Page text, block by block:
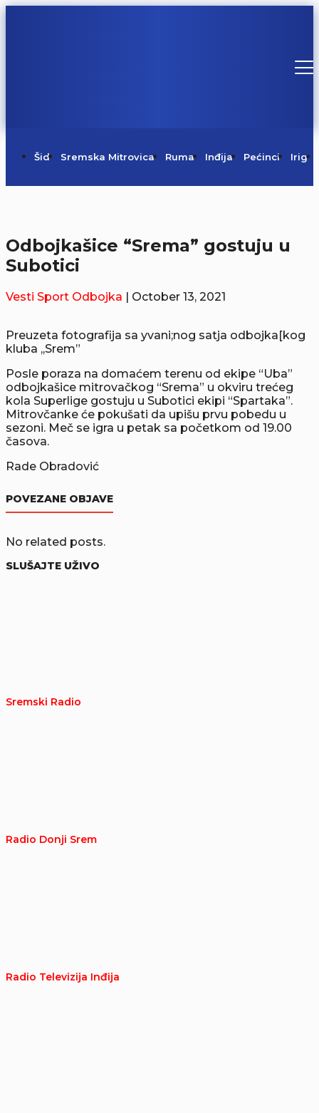
Šid Sremska Mitrovica Ruma Inđija Pećinci Irig
Odbojkašice “Srema” gostuju u
Subotici
Vesti Sport Odbojka | October 13, 2021
Preuzeta fotografija sa yvani;nog satja odbojka[kog
kluba ,,Srem”
Posle poraza na domaćem terenu od ekipe “Uba”
odbojkašice mitrovačkog “Srema” u okviru trećeg
kola Superlige gostuju u Subotici ekipi “Spartaka”.
Mitrovčanke će pokušati da upišu prvu pobedu u
sezoni. Meč se igra u petak sa početkom od 19.00
časova.
Rade Obradović
POVEZANE OBJAVE
No related posts.
SLUŠAJTE UŽIVO
Sremski Radio
Radio Donji Srem
Radio Televizija Inđija